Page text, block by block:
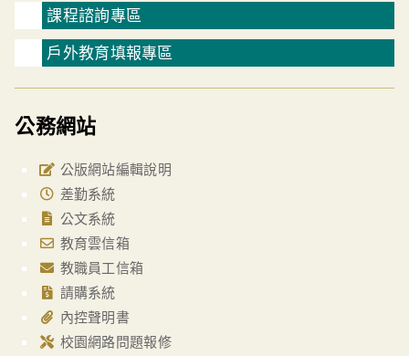
課程諮詢專區
戶外教育填報專區
公務網站
公版網站編輯說明
差勤系統
公文系統
教育雲信箱
教職員工信箱
請購系統
內控聲明書
校園網路問題報修